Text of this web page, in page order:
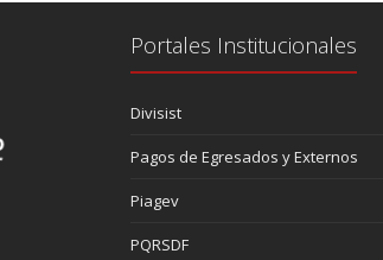
Portales Institucionales
Divisist
Pagos de Egresados y Externos
Piagev
PQRSDF